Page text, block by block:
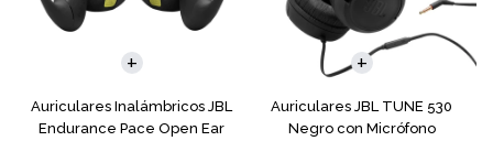
Auriculares Inalámbricos JBL
Endurance Pace Open Ear
Auriculares JBL TUNE 530
Negro con Micrófono